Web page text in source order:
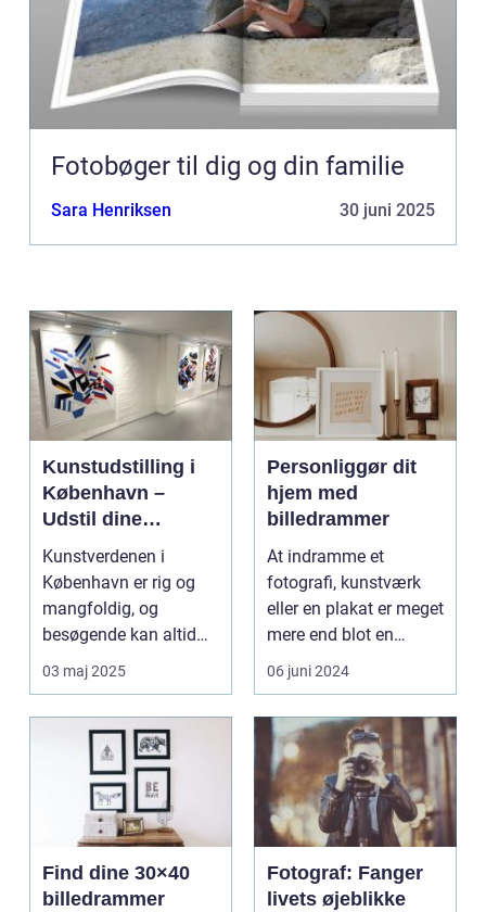
Fotobøger til dig og din familie
Sara Henriksen 30 juni 2025
Kunstudstilling i
København –
Udstil dine
mesterværker
Kunstverdenen i
København er rig og
mangfoldig, og
besøgende kan altid
forvente en ny ...
03 maj 2025
Personliggør dit
hjem med
billedrammer
At indramme et
fotografi, kunstværk
eller en plakat er meget
mere end blot en
bevaringshandling –
de...
06 juni 2024
Find dine 30×40
billedrammer
Fotograf: Fanger
livets øjeblikke